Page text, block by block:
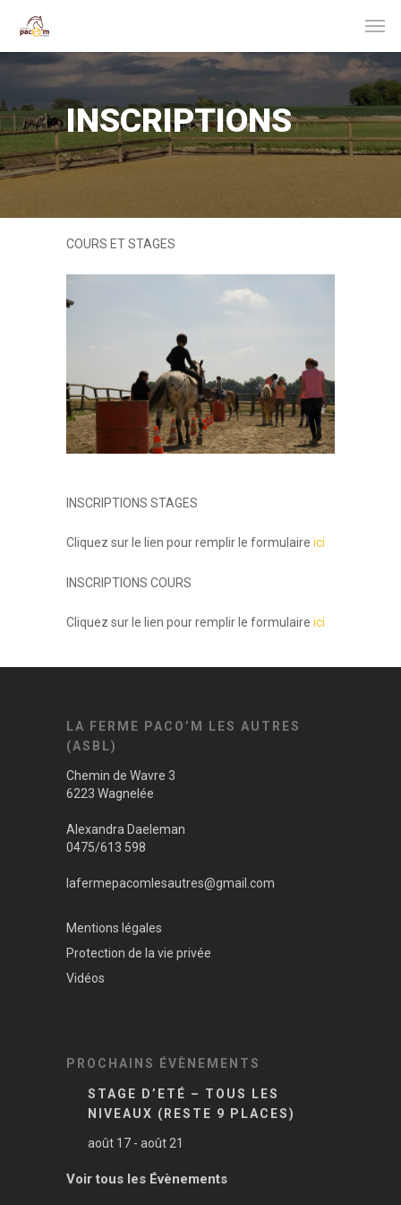
INSCRIPTIONS
COURS ET STAGES
INSCRIPTIONS STAGES
Cliquez sur le lien pour remplir le formulaire ici
INSCRIPTIONS COURS
Cliquez sur le lien pour remplir le formulaire ici
LA FERME PACO’M LES AUTRES
(ASBL)
Chemin de Wavre 3
6223 Wagnelée
Alexandra Daeleman
0475/613 598
lafermepacomlesautres@gmail.com
Mentions légales
Protection de la vie privée
Vidéos
PROCHAINS ÉVÈNEMENTS
STAGE D’ETÉ – TOUS LES
NIVEAUX (RESTE 9 PLACES)
août 17 - août 21
Voir tous les Évènements